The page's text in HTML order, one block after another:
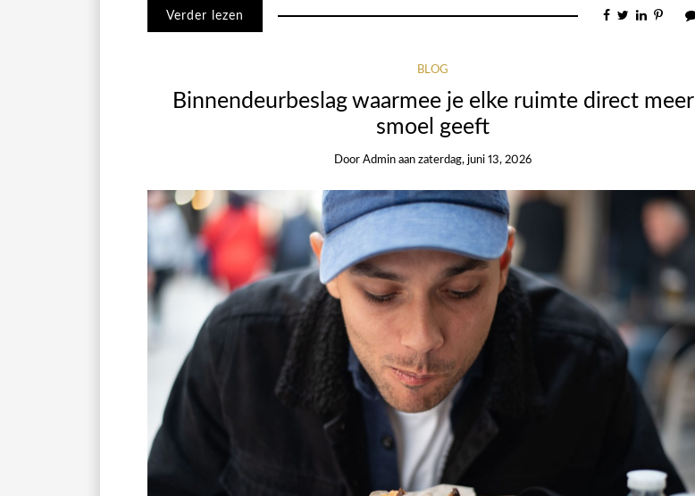
Verder lezen
BLOG
Binnendeurbeslag waarmee je elke ruimte direct meer
smoel geeft
DoorAdmin aanzaterdag, juni 13, 2026